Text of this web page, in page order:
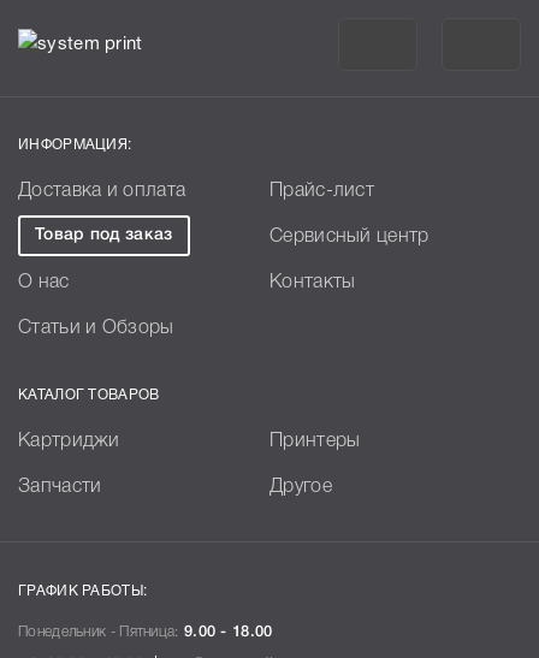
ИНФОРМАЦИЯ:
Доставка и оплата Прайс-лист
Товар под заказ Сервисный центр
О нас Контакты
Статьи и Обзоры
КАТАЛОГ ТОВАРОВ
Картриджи Принтеры
Запчасти Другое
ГРАФИК РАБОТЫ:
Понедельник - Пятница: 9.00 - 18.00